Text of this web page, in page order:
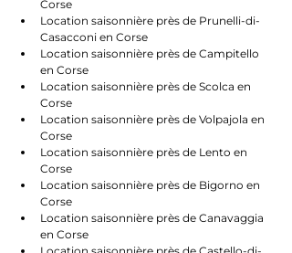
Corse
Location saisonnière près de Prunelli-di-
Casacconi en Corse
Location saisonnière près de Campitello
en Corse
Location saisonnière près de Scolca en
Corse
Location saisonnière près de Volpajola en
Corse
Location saisonnière près de Lento en
Corse
Location saisonnière près de Bigorno en
Corse
Location saisonnière près de Canavaggia
en Corse